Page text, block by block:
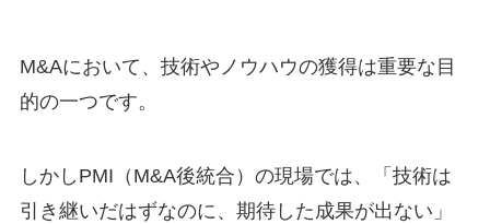
M&Aにおいて、技術やノウハウの獲得は重要な目
的の一つです。
しかしPMI（M&A後統合）の現場では、「技術は
引き継いだはずなのに、期待した成果が出ない」